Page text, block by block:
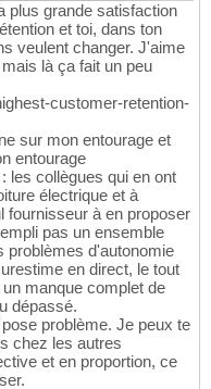
plus grande satisfaction
et toi, dans ton
veulent changer. J'aime
là ça fait un peu
customer-retention-
sur mon entourage et
entourage
les collègues qui en ont
électrique et à
fournisseur à en proposer
pas un ensemble
problèmes d'autonomie
en direct, le tout
manque complet de
dépassé.
problème. Je peux te
chez les autres
et en proportion, ce